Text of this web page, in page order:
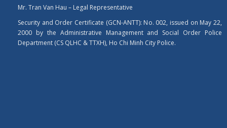
Mr. Tran Van Hau – Legal Representative
Security and Order Certificate (GCN-ANTT): No. 002, issued on May 22,
2000 by the Administrative Management and Social Order Police
Department (CS QLHC & TTXH), Ho Chi Minh City Police.